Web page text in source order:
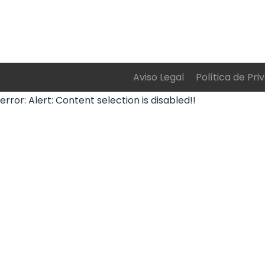
Aviso Legal Política de
error: Alert: Content selection is disabled!!